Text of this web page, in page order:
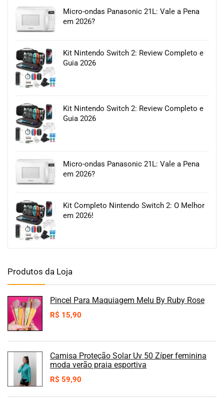
Micro-ondas Panasonic 21L: Vale a Pena
em 2026?
Kit Nintendo Switch 2: Review Completo e
Guia 2026
Kit Nintendo Switch 2: Review Completo e
Guia 2026
Micro-ondas Panasonic 21L: Vale a Pena
em 2026?
Kit Completo Nintendo Switch 2: O Melhor
em 2026!
Produtos da Loja
Pincel Para Maquiagem Melu By Ruby Rose
R$ 15,90
Camisa Proteção Solar Uv 50 Zíper feminina
moda verão praia esportiva
R$ 59,90